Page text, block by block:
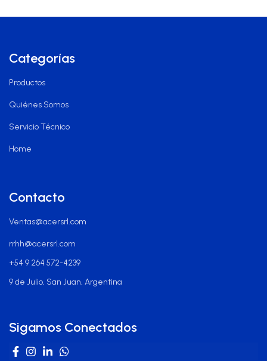
Categorías
Productos
Quiénes Somos
Servicio Técnico
Home
Contacto
Ventas@acersrl.com
rrhh@acersrl.com
+54 9 264 572-4239
9 de Julio, San Juan, Argentina
Sigamos Conectados